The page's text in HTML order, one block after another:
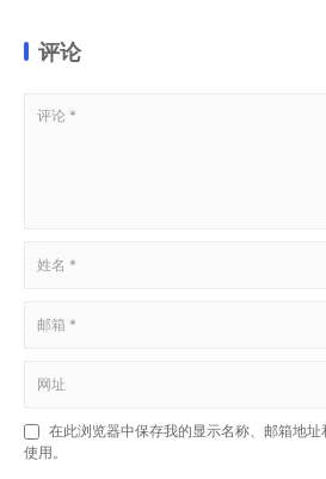
评论
在此浏览器中保存我的显示名称、邮箱地
使用。